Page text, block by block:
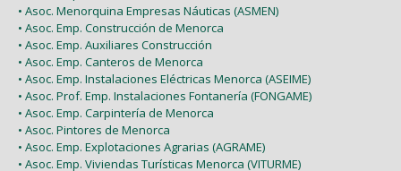
• Asoc. Menorquina Empresas Náuticas (ASMEN)
• Asoc. Emp. Construcción de Menorca
• Asoc. Emp. Auxiliares Construcción
• Asoc. Emp. Canteros de Menorca
• Asoc. Emp. Instalaciones Eléctricas Menorca (ASEIME)
• Asoc. Prof. Emp. Instalaciones Fontanería (FONGAME)
• Asoc. Emp. Carpintería de Menorca
• Asoc. Pintores de Menorca
• Asoc. Emp. Explotaciones Agrarias (AGRAME)
• Asoc. Emp. Viviendas Turísticas Menorca (VITURME)